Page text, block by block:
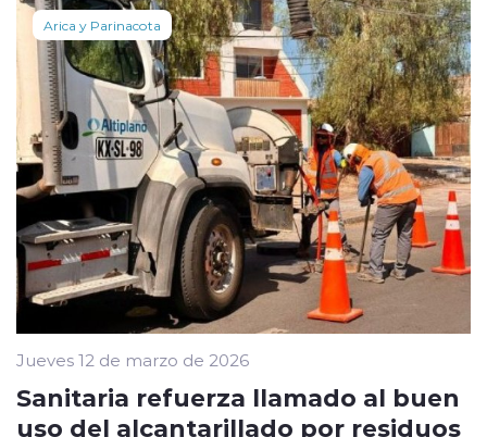
Arica y Parinacota
Jueves 12 de marzo de 2026
Sanitaria refuerza llamado al buen
uso del alcantarillado por residuos